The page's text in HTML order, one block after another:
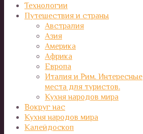
Технологии
Путешествия и страны
Австралия
Азия
Америка
Африка
Европа
Италия и Рим. Интересные
места для туристов.
Кухня народов мира
Вокруг нас
Кухня народов мира
Калейдоскоп